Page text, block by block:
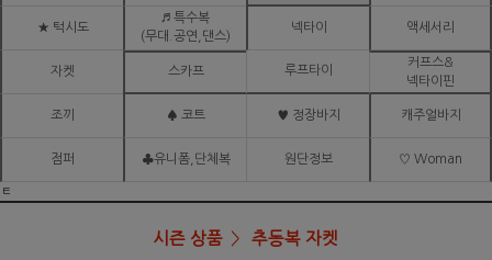
★ 턱시도
♬ 특수복
(무대.공연,댄스)
넥타이 액세서리
자켓 스카프 루프타이
커프스&
넥타이핀
조끼 ♠ 코트 ♥ 정장바지 캐주얼바지
점퍼 ♣유니폼,단체복 원단정보 ♡ Woman
ㅌ
시즌 상품 추동복 자켓